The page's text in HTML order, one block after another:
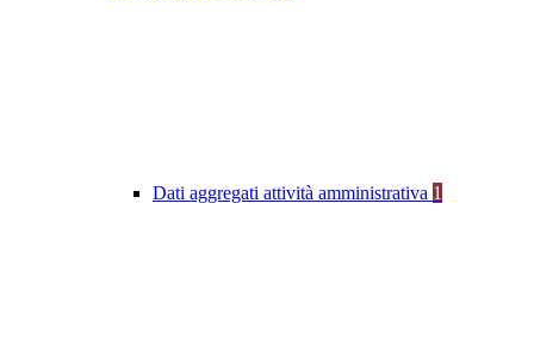
Dati aggregati attività amministrativa 1